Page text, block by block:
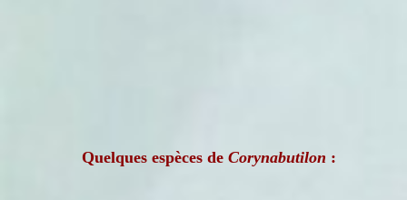
Quelques espèces de Corynabutilon :